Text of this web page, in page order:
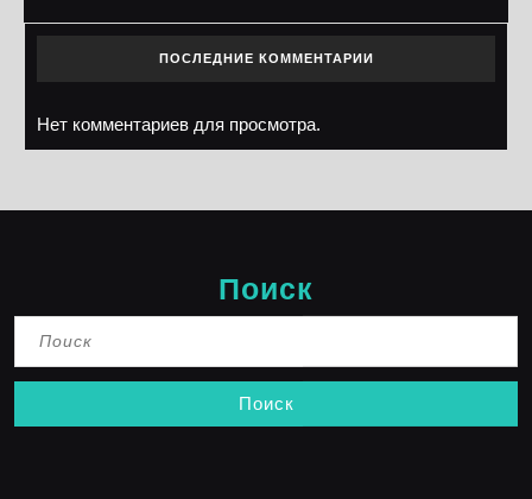
ПОСЛЕДНИЕ КОММЕНТАРИИ
Нет комментариев для просмотра.
Поиск